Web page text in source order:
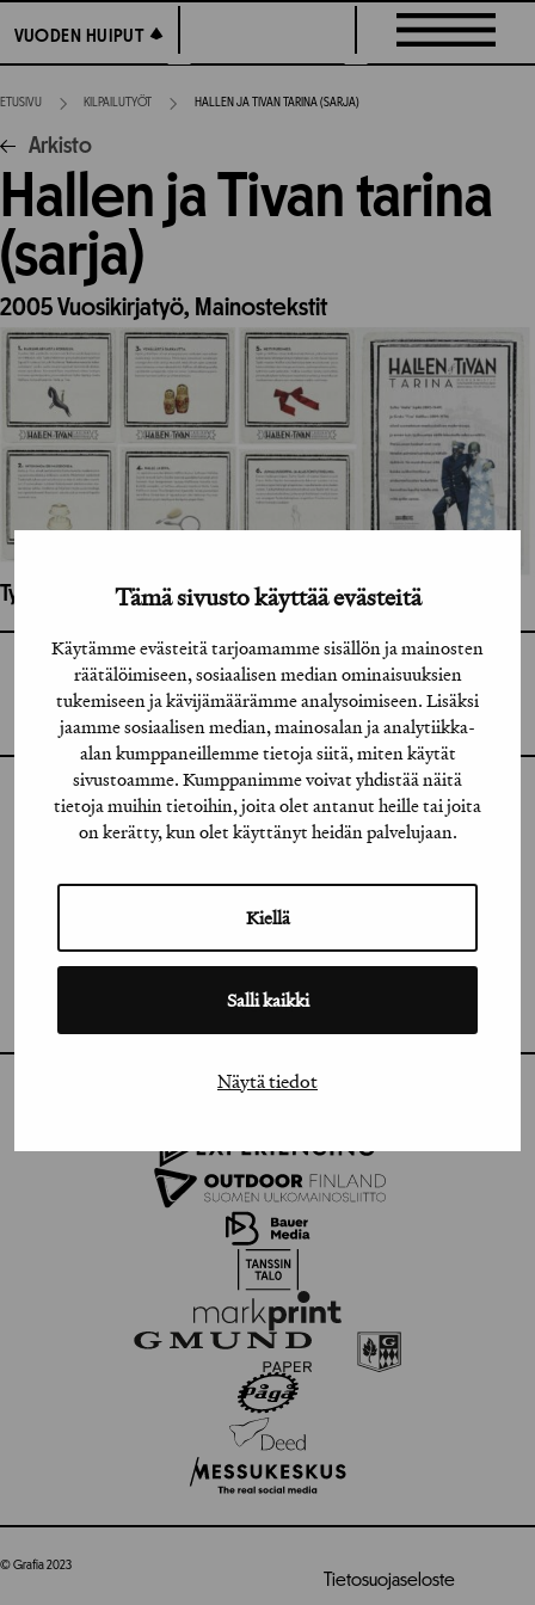
Tämä sivusto käyttää evästeitä
Käytämme evästeitä tarjoamamme sisällön ja mainosten
räätälöimiseen, sosiaalisen median ominaisuuksien
tukemiseen ja kävijämäärämme analysoimiseen. Lisäksi
jaamme sosiaalisen median, mainosalan ja analytiikka-
alan kumppaneillemme tietoja siitä, miten käytät
sivustoamme. Kumppanimme voivat yhdistää näitä
tietoja muihin tietoihin, joita olet antanut heille tai joita
on kerätty, kun olet käyttänyt heidän palvelujaan.
Kiellä
Salli kaikki
Näytä tiedot
suoraan
sisältöön
VUODEN HUIPUT
VUODEN HUIPUT
ETUSIVU KILPAILUTYÖT HALLEN JA TIVAN TARINA (SARJA)
Arkisto
Hallen ja Tivan tarina
(sarja)
2005Vuosikirjatyö, Mainostekstit
Työhön osallistuneet henkilöt / tahot:
GRAFIA RY
GRAFIA(AT)GRAFIA.FI
UUDENMAANKATU 11 B 9,
INSTAGRAM
FACEBOOK
VIMEO
FLICKR
© Grafia 2023
Tietosuojaseloste